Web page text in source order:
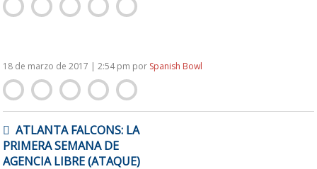
18 de marzo de 2017 | 2:54 pm por Spanish Bowl
DE
ENTRADAS
ATLANTA FALCONS: LA
PRIMERA SEMANA DE
AGENCIA LIBRE (ATAQUE)